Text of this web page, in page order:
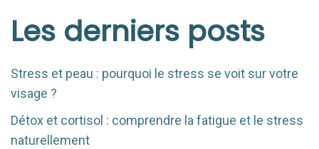
Les derniers posts
Stress et peau : pourquoi le stress se voit sur votre
visage ?
Détox et cortisol : comprendre la fatigue et le stress
naturellement